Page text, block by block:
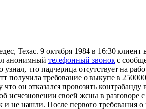
Техас. 9 октября 1984 в 16:30
анонимный телефонный звонок с
что падчерица отсутствует на
получила требование о выкупе в
он отказался провозить контрабанду
исчезновении своей жены в разговоре
не нашли. После первого требования